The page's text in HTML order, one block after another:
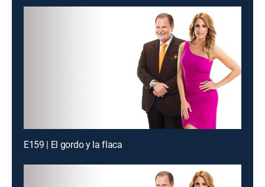
E159 | El gordo y la flaca